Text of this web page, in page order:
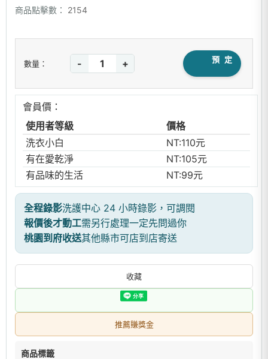
商品點擊數：
2154
數量： - + 預 定
會員價：
使用者等級
價格
洗衣小白
NT:110元
有在愛乾淨
NT:105元
有品味的生活
NT:99元
全程錄影洗護中心 24 小時錄影，可調閱
報價後才動工需另行處理一定先問過你
桃園到府收送其他縣市可店到店寄送
收藏
推薦賺獎金
商品標籤